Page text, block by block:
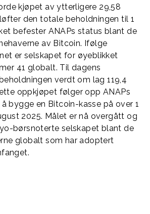
kjøpet av ytterligere 29,58
den totale beholdningen til 1
befester ANAPs status blant de
av Bitcoin. Ifølge
er selskapet for øyeblikket
41 globalt. Til dagens
verdt om lag 119,4
oppkjøpet følger opp ANAPs
bygge en Bitcoin-kasse på over 1
2025. Målet er nå overgått og
børsnoterte selskapet blant de
globalt som har adoptert